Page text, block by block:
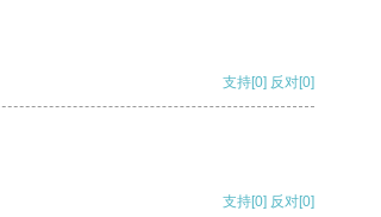
支持[0] 反对[0]
支持[0] 反对[0]